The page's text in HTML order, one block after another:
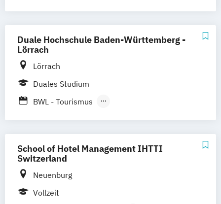
Duale Hochschule Baden-Württemberg -
Lörrach
Lörrach
Duales Studium
BWL - Tourismus
School of Hotel Management IHTTI
Switzerland
Neuenburg
Vollzeit